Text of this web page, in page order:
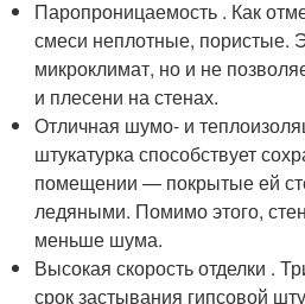
Паропроницаемость . Как
смеси неплотные, пористые.
микроклимат, но и не
и плесени на стенах.
Отличная шумо- и
штукатурка способствует
помещении — покрытые ей
ледяными. Помимо этого,
меньше шума.
Высокая скорость отделки .
срок застывания гипсовой